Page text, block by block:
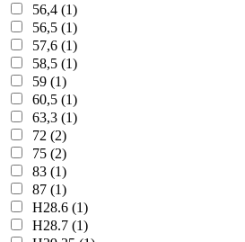
56,4 (1)
56,5 (1)
57,6 (1)
58,5 (1)
59 (1)
60,5 (1)
63,3 (1)
72 (2)
75 (2)
83 (1)
87 (1)
H28.6 (1)
H28.7 (1)